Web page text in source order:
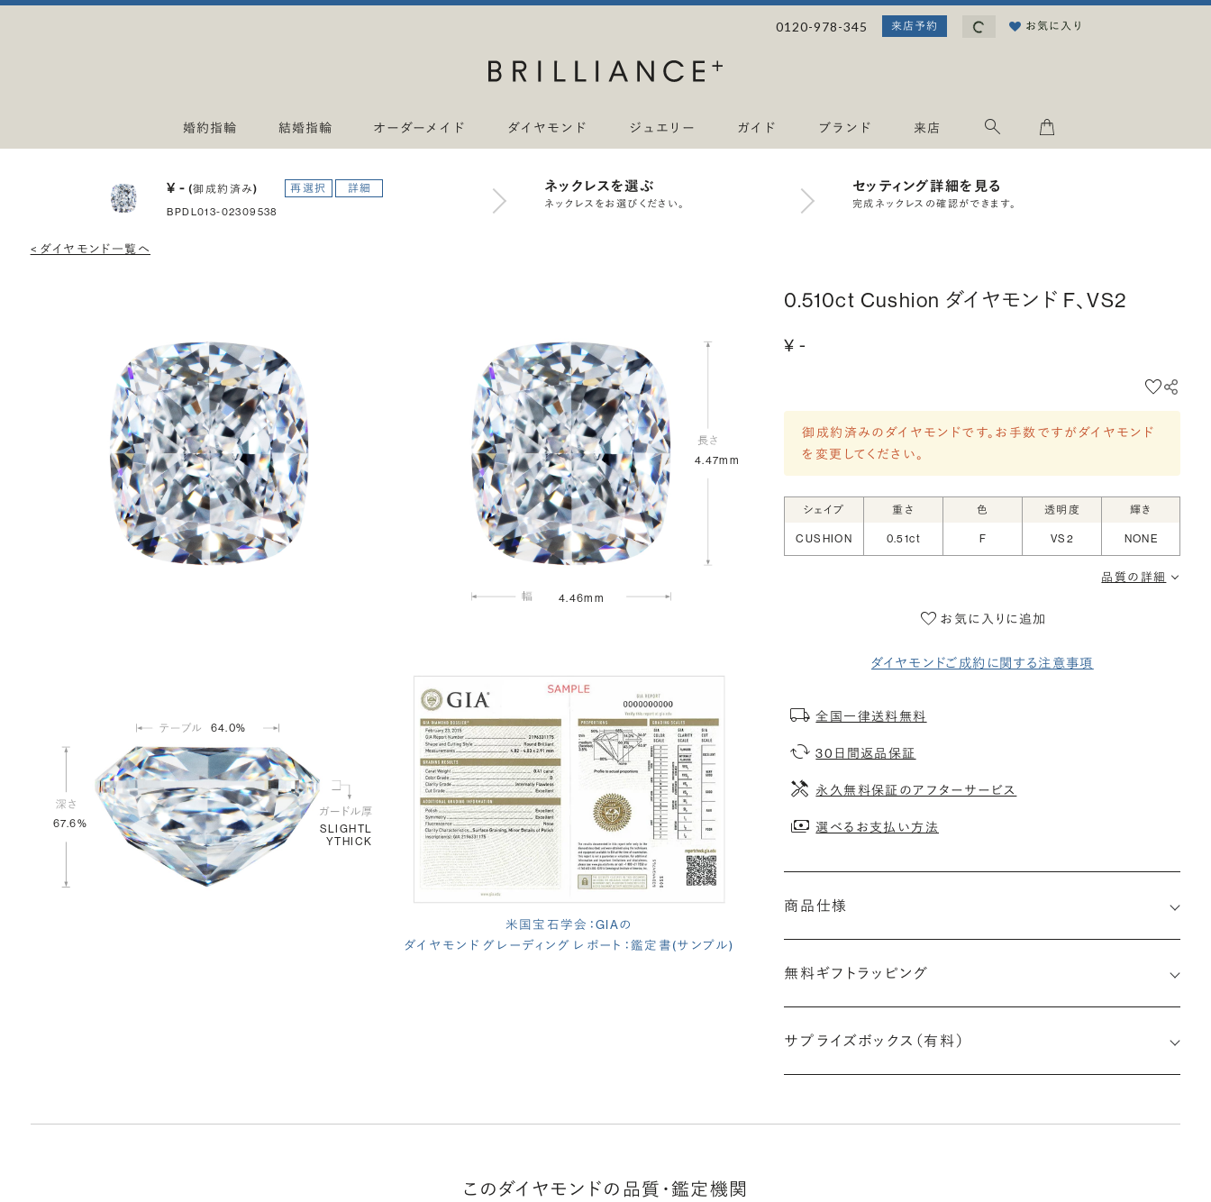
0120-978-345 来店予約 読み込み中...お気に入り
婚約指輪 結婚指輪 オーダーメイド ダイヤモンド ジュエリー ガイド ブランド 来店
¥ -(御成約済み) 再選択 詳細
BPDL013-02309538
ネックレスを選ぶ
ネックレスをお選びください。
セッティング詳細を見る
完成ネックレスの確認ができます。
< ダイヤモンド一覧へ
4.47mm
4.46mm
67.6%
64.0%
SLIGHTL
YTHICK
米国宝石学会：GIAの
ダイヤモンド グレーディング レポート：鑑定書(サンプル)
0.510ct Cushion ダイヤモンド F、VS2
¥ -
御成約済みのダイヤモンドです。お手数ですがダイヤモンド
を変更してください。
シェイプ 重さ 色 透明度 輝き
CUSHION 0.51ct F VS2 NONE
品質の詳細
お気に入りに追加
ダイヤモンドご成約に関する注意事項
全国一律送料無料
30日間返品保証
永久無料保証のアフターサービス
選べるお支払い方法
商品仕様
(長さx幅×深さ)
無料ギフトラッピング
サプライズボックス（有料）
このダイヤモンドの品質・鑑定機関